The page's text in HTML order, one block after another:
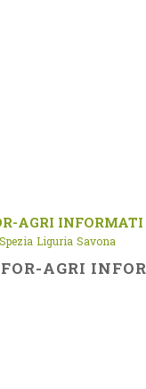
AGRI INFORMATI
Liguria Savona
AGRI